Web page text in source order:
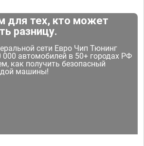
для тех, кто может
разницу.
сети Евро Чип Тюнинг
автомобилей в 50+ городах РФ
как получить безопасный
машины!